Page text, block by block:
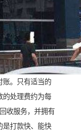
。只有适当的
的处理费约为每
收服务，并拥有
是打款快、能快